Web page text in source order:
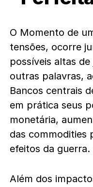
O Momento de
tensões, ocorre
possíveis altas
outras palavras,
Bancos centrais
em prática seus
monetária,
das commodities
efeitos da guerra.
Além dos